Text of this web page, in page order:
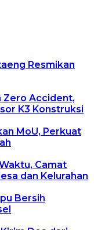
Resmikan
Zero Accident,
K3 Konstruksi
MoU, Perkuat
Camat
dan Kelurahan
Bersih